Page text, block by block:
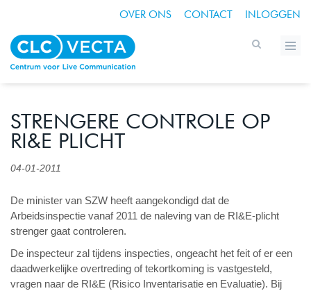
OVER ONS CONTACT INLOGGEN
STRENGERE CONTROLE OP
RI&E PLICHT
04-01-2011
De minister van SZW heeft aangekondigd dat de
Arbeidsinspectie vanaf 2011 de naleving van de RI&E-plicht
strenger gaat controleren.
De inspecteur zal tijdens inspecties, ongeacht het feit of er een
daadwerkelijke overtreding of tekortkoming is vastgesteld,
vragen naar de RI&E (Risico Inventarisatie en Evaluatie). Bij